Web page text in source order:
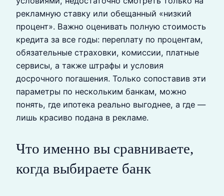
рекламную ставку или обещанный «низкий
процент». Важно оценивать полную стоимость
кредита за все годы: переплату по процентам,
обязательные страховки, комиссии, платные
сервисы, а также штрафы и условия
досрочного погашения. Только сопоставив эти
параметры по нескольким банкам, можно
понять, где ипотека реально выгоднее, а где —
лишь красиво подана в рекламе.
Что именно вы сравниваете,
когда выбираете банк